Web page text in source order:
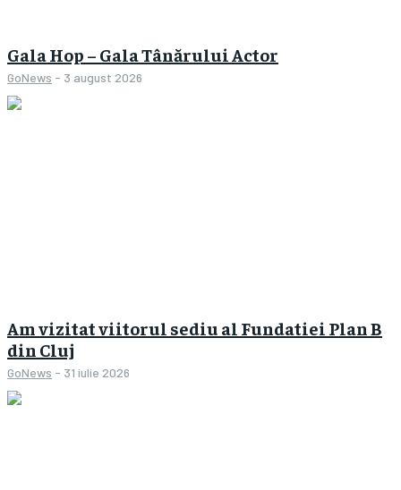
Gala Hop – Gala Tânărului Actor
GoNews - 3 august 2026
Am vizitat viitorul sediu al Fundatiei Plan B
din Cluj
GoNews - 31 iulie 2026